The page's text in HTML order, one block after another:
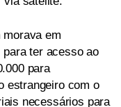
morava em
ter acesso ao
para
estrangeiro com o
necessários para